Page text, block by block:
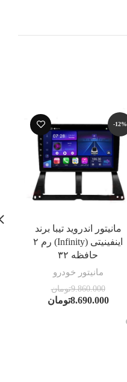
-12%
مانیتور اندروید تیبا برند
اینفینیتی (Infinity) رم ۲
حافظه ۳۲
مانیتور خودرو
9.860.000تومان
8.690.000تومان